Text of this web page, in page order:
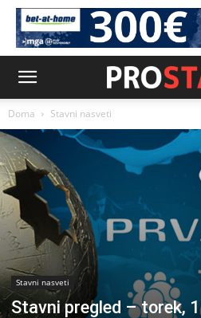
Doma Stavni nasveti
Stavni nasveti
Stavni pregled – torek,